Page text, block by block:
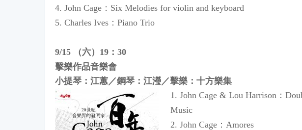
4. John Cage ： Six Melodies for violin and keyboard
5. Charles Ives ： Piano Trio
9/15 （六） 19 ： 30
擊樂作品音樂會
小提琴：江蕙／鋼琴：江瀅／擊樂：十方樂集
1. John Cage & Lou Harrison ：
Music
2. John Cage ： Amores